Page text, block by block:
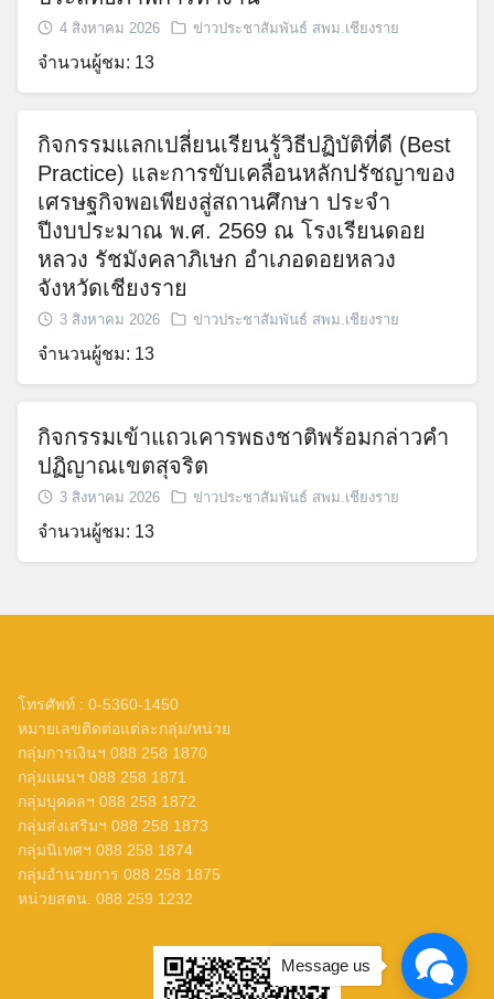
ตรวจสุขภาพประจำปี 2569 ใส่ใจสุขภาพ
บุคลากร เสริมสร้างคุณภาพชีวิตและ
ประสิทธิภาพการทำงาน
4 สิงหาคม 2026 ข่าวประชาสัมพันธ์ สพม.เชียงราย
จำนวนผู้ชม: 13
Practice) และการขับเคลื่อนหลักปรัชญาของ
ปีงบประมาณ พ.ศ. 2569 ณ โรงเรียนดอย
หลวง รัชมังคลาภิเษก อำเภอดอยหลวง
จังหวัดเชียงราย
จำนวนผู้ชม: 13
จำนวนผู้ชม: 13
โทรศัพท์ : 0-5360-1450
กลุ่มการเงินฯ 088 258 1870
กลุ่มแผนฯ 088 258 1871
กลุ่มบุคคลฯ 088 258 1872
Message us